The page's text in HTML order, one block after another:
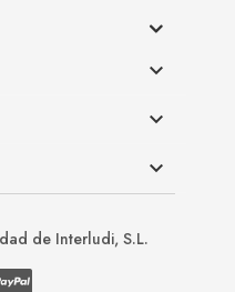



de Interludi, S.L.